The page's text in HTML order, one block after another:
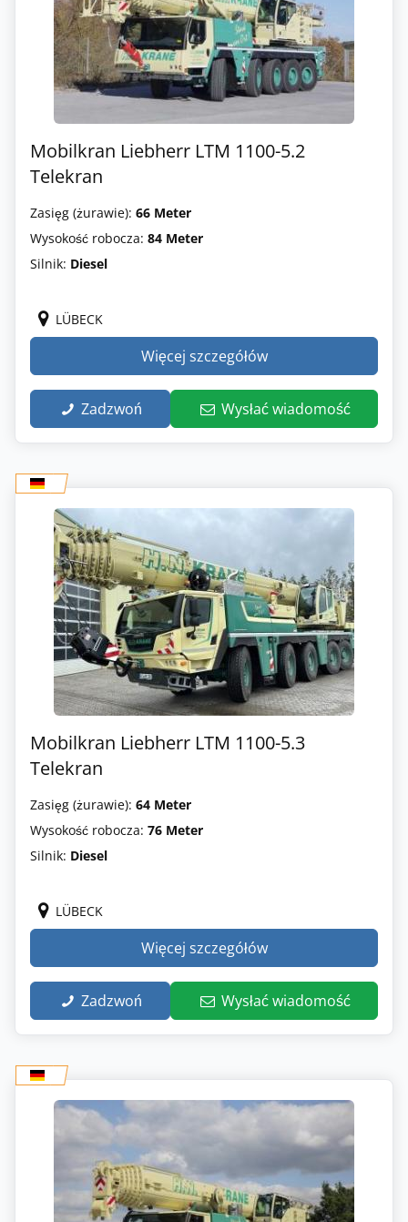
Mobilkran Liebherr LTM 1100-5.2
Telekran
Zasięg (żurawie): 66 Meter
Wysokość robocza: 84 Meter
Silnik: Diesel
LÜBECK
Więcej szczegółów
Zadzwoń Wysłać wiadomość
Mobilkran Liebherr LTM 1100-5.3
Telekran
Zasięg (żurawie): 64 Meter
Wysokość robocza: 76 Meter
Silnik: Diesel
LÜBECK
Więcej szczegółów
Zadzwoń Wysłać wiadomość